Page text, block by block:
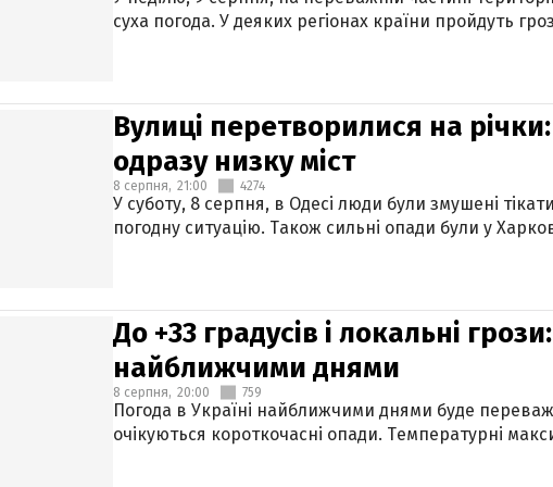
суха погода. У деяких регіонах країни пройдуть
Вулиці перетворилися на
одразу низку міст
8 серпня, 21:00 4274
У суботу, 8 серпня, в Одесі люди були змушені
погодну ситуацію. Також сильні опади були у
До +33 градусів і локальні
найближчими днями
8 серпня, 20:00 759
Погода в Україні найближчими днями буде
очікуються короткочасні опади. Температурні